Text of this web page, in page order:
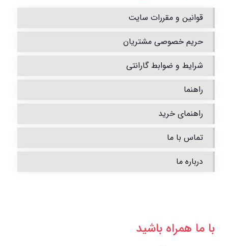
قوانین و مقررات سایت
حریم خصوصی مشتریان
شرایط و ضوابط گارانتی
راهنما
راهنمای خرید
تماس با ما
درباره ما
با ما همراه باشید